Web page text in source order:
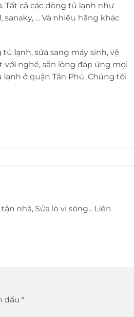
Tất cả các dòng tủ lạnh như
sanaky, … Và nhiều hãng khác
lạnh, sửa sang máy sinh, vệ
nghề, sẵn lòng đáp ứng mọi
ở quận Tân Phú. Chúng tôi
nhà, Sửa lò vi sóng... Liên
dấu *